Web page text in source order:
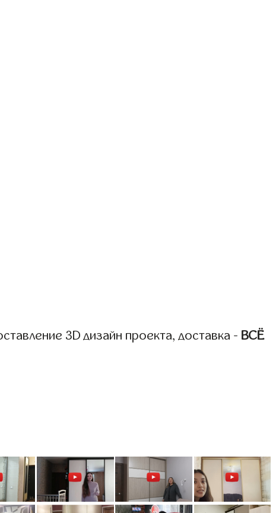
3D дизайн проекта, доставка - ВСЁ